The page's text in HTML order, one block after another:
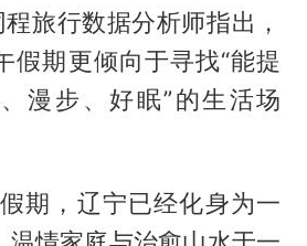
程旅行数据分析师指出，
假期更倾向于寻找“能提
漫步、好眠”的生活场
期，辽宁已经化身为一